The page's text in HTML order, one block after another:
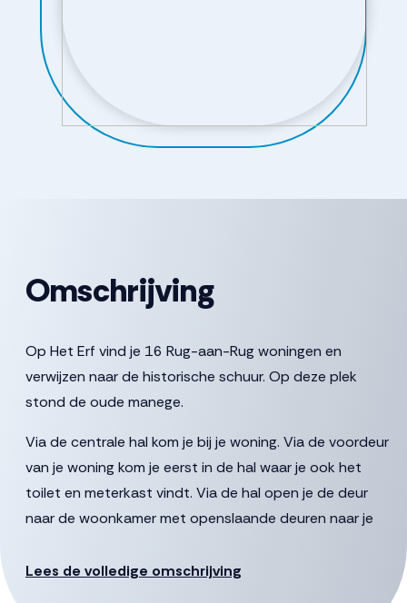
Omschrijving
Op Het Erf vind je 16 Rug-aan-Rug woningen en
verwijzen naar de historische schuur. Op deze plek
stond de oude manege.
Via de centrale hal kom je bij je woning. Via de voordeur
van je woning kom je eerst in de hal waar je ook het
toilet en meterkast vindt. Via de hal open je de deur
naar de woonkamer met openslaande deuren naar je
is voorzien.
Lees de volledige omschrijving